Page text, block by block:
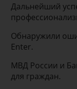
Дальнейший
Обнаружили
Enter.
МВД России и
для граждан.